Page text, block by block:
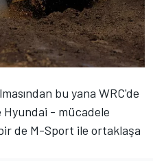
bu yana WRC'de
Hyundai - mücadele
de M-Sport ile ortaklaşa